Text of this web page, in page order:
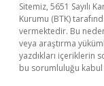
Sitemiz, 5651 Sayılı
Kurumu (BTK)
vermektedir. Bu
veya araştırma
yazdıkları içeriklerin
bu sorumluluğu kabul